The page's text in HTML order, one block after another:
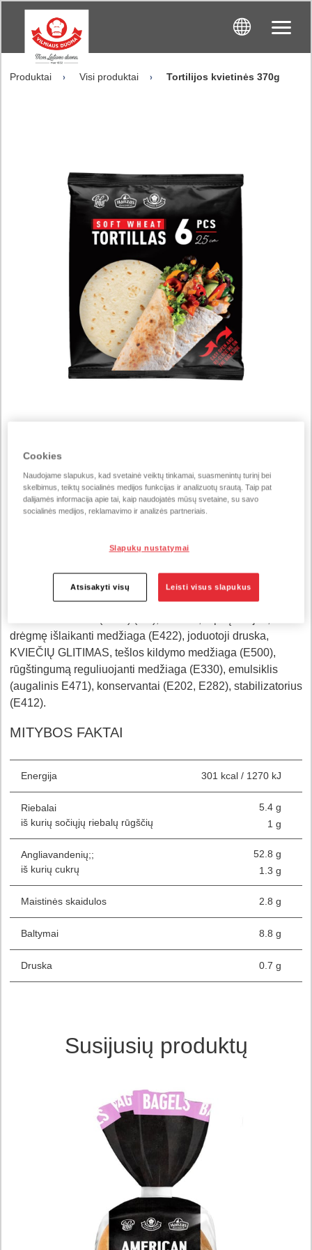
Produktai Visi produktai Tortilijos kvietinės 370g
Tortilijos kvietinės 370g
370 g / vienetą
tortilijos.
INGREDIENTAI
drėgmę išlaikanti medžiaga (E422), joduotoji druska,
KVIEČIŲ GLITIMAS, tešlos kildymo medžiaga (E500),
rūgštingumą reguliuojanti medžiaga (E330), emulsiklis
(augalinis E471), konservantai (E202, E282), stabilizatorius
(E412).
MITYBOS FAKTAI
Energija 301 kcal / 1270 kJ
Riebalai
iš kurių sočiųjų riebalų rūgščių
5.4 g
1 g
Angliavandenių;;
iš kurių cukrų
52.8 g
1.3 g
Maistinės skaidulos 2.8 g
Baltymai 8.8 g
Druska 0.7 g
Susijusių produktų
Cookies
Naudojame slapukus, kad svetainė veiktų tinkamai, suasmenintų turinį bei
skelbimus, teiktų socialinės medijos funkcijas ir analizuotų srautą. Taip pat
dalijamės informacija apie tai, kaip naudojatės mūsų svetaine, su savo
socialinės medijos, reklamavimo ir analizės partneriais.
Slapukų nustatymai
Atsisakyti visų Leisti visus slapukus